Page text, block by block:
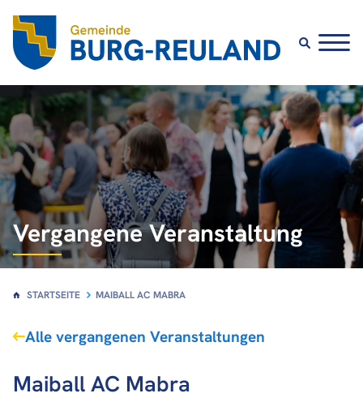
Vergangene Veranstaltung
STARTSEITE MAIBALL AC MABRA
Alle vergangenen Veranstaltungen
Maiball AC Mabra